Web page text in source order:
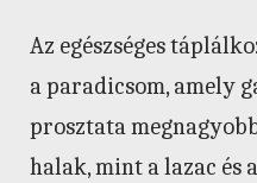
Az egészséges
a paradicsom, amely
prosztata
halak, mint a lazac és